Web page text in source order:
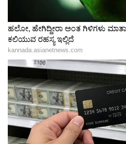
ಕಡಿಮೆ ಹೂಡಿಕೆ, ಲಕ್ಷಾಂತರ ಲಾಭ!
ಬೆಳೆಗಳು ಇಲ್ಲಿವೆ ನೋಡಿ..!
LATEST VIDEOS